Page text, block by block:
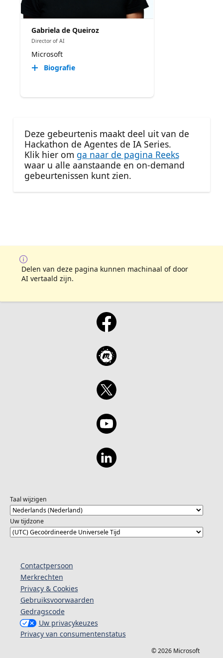
Gabriela de Queiroz
Director of AI
Microsoft
Biografie
Deze gebeurtenis maakt deel uit van de
Hackathon de Agentes de IA Series.
Klik hier om ga naar de pagina Reeks
waar u alle aanstaande en on-demand
gebeurtenissen kunt zien.
Delen van deze pagina kunnen machinaal of door
AI vertaald zijn.
Taal wijzigen
Uw tijdzone
Contactpersoon
Merkrechten
Privacy & Cookies
Gebruiksvoorwaarden
Gedragscode
Uw privacykeuzes
Privacy van consumentenstatus
© 2026 Microsoft